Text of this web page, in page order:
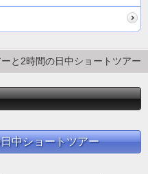
と2時間の日中ショートツアー
中ショートツアー